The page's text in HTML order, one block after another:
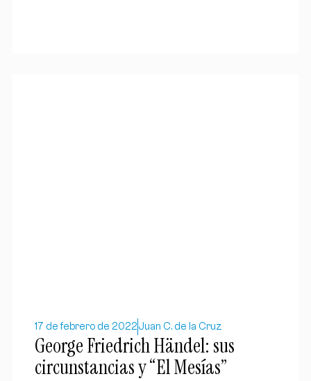
17 de febrero de 2022Juan C. de la Cruz
George Friedrich Händel: sus
circunstancias y “El Mesías”